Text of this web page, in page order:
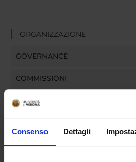
Consenso Dettagli
ORGANIZZAZIONE
GOVERNANCE
COMMISSIONI
UFFICI E STRUTTURE DI SERVIZIO
STRUTTURE DEL DIPARTIMENTO